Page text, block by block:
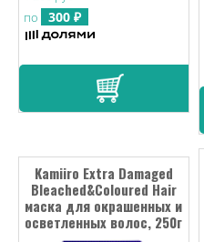
по
300 ₽
Kamiiro Extra Damaged
Bleached&Coloured Hair
маска для окрашенных и
осветленных волос, 250г